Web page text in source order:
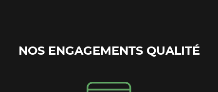
NOS ENGAGEMENTS QUALITÉ